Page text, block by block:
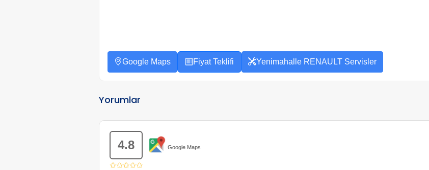
Google Maps Fiyat Teklifi Yenimahalle RENAULT Servisler
Yorumlar
4.8 Google Maps
✩✩✩✩✩